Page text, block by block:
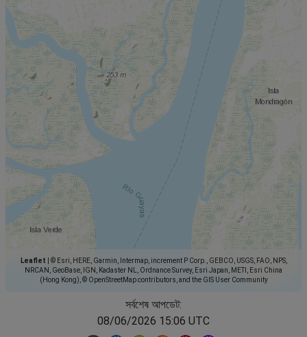
Leaflet
© Esri, HERE, Garmin, Intermap, increment P Corp., GEBCO, USGS, FAO, NPS,
NRCAN, GeoBase, IGN, Kadaster NL, Ordnance Survey, Esri Japan, METI, Esri China
(Hong Kong), © OpenStreetMap contributors, and the GIS User Community
সর্বশেষ আপডেট:
08/06/2026 15:06 UTC